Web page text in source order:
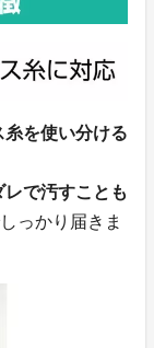
糸を使い分ける
で汚すことも
っかり届きま